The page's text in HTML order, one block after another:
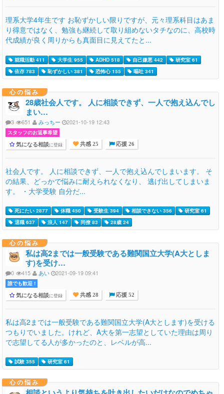
理系大学4年生です お恥ずかしい限りですが、元々理系科目はあま
り得意ではなく、勉強も継続して取り組めないタチなのに、高校時
代成績が良く周りからも真面目に見えてたと...
就職活動 411 大学生 955 ADHD 518 自己嫌悪 442
研究室 61
依存 783
恥ずかしい 381 恐怖心 155 嘔吐 341
心の悩み
28歳社会人です。 人に相談できず、一人で抱え込んでし
まい…
3 651 みっちー 2021-10-19 12:43
スタッフのお返事希望
気になる相談に登録 共感 25 応援 26
社会人です。 人に相談できず、一人で抱え込んでしまいます。 そ
の結果、どっかで悩みに耐えられなくなり、 逃げ出してしまいま
す。 ・大学受験 自分だ...
死にたい 2877 休職 450 受験生 394 相談できない 356
研究室 61
退職 637
浪人 147 同僚 83 28歳 24
心の悩み
私は高2までは一般受験である難関国立大学(A大としま
す)を受け…
0 415 あい 2021-09-19 09:41
誰でも歓迎 !
気になる相談に登録 共感 28 応援 52
私は高2までは一般受験である難関国立大学(A大とします)を受ける
つもりでいました。けれど、A大を第一志望としていた理由は周り
で志望してる人が多かったのと、レベルが高...
試験 355 研究室 61
心の悩み